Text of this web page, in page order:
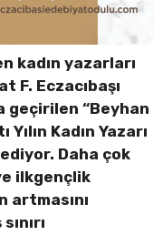
kadın yazarları
F. Eczacıbaşı
geçirilen “Beyhan
Kadın Yazarı
Daha çok
ilkgençlik